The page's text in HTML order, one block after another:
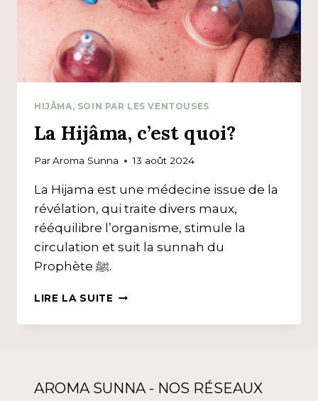
HIJÂMA, SOIN PAR LES VENTOUSES
La Hijâma, c’est quoi?
ParAroma Sunna 13 août 2024
La Hijama est une médecine issue de la
révélation, qui traite divers maux,
rééquilibre l’organisme, stimule la
circulation et suit la sunnah du
Prophète ﷺ.
LIRE LA SUITE LA
C’EST
AROMA SUNNA - NOS RÉSEAUX